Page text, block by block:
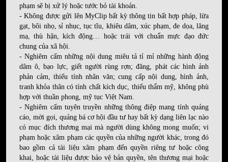
phạm sẽ bị xử lý hoặc tước bỏ tài khoản.
- Không được gửi lên MyClip bất kỳ thông tin bất hợp pháp, lừa
gạt, bôi nhọ, sỉ nhục, tục tĩu, khiêu dâm, xúc phạm, đe dọa, lăng
mạ, thù hận, kích động… hoặc trái với chuẩn mực đạo đức
chung của xã hội.
- Nghiêm cấm những nội dung miêu tả tỉ mỉ những hành động
dâm ô, bạo lực, giết người rùng rợn; đăng, phát các hình ảnh
phản cảm, thiếu tính nhân văn; cung cấp nội dung, hình ảnh,
tranh khỏa thân có tính chất kích dục, thiếu thẩm mỹ, không phù
hợp với thuần phong, mỹ tục Việt Nam.
- Nghiêm cấm tuyên truyền những thông điệp mang tính quảng
cáo, mời gọi, quảng bá cơ hội đầu tư hay bất kỳ dạng liên lạc nào
có mục đích thương mại mà người dùng không mong muốn; vi
phạm hoặc xâm phạm các quyền của những người khác, trong đó
bao gồm cả tài liệu xâm phạm đến quyền riêng tư hoặc công
khai, hoặc tài liệu được bảo vệ bản quyền, tên thương mại hoặc